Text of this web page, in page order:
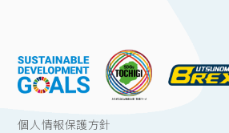
個人情報保護方針